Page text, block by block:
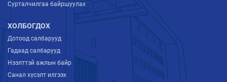
Сурталчилгаа байршуулах
ХОЛБОГДОХ
Дотоод салбарууд
Гадаад салбарууд
Нээлттэй ажлын байр
Санал хүсэлт илгээх